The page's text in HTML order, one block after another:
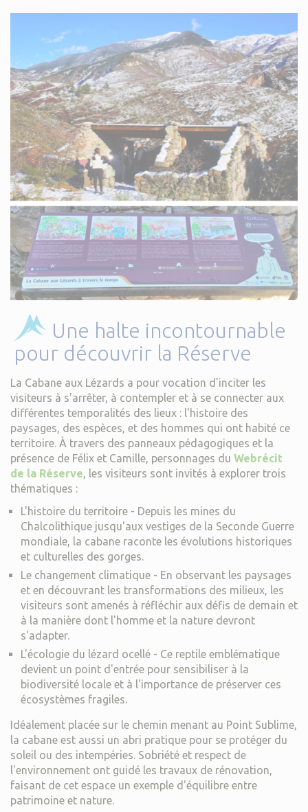
Une halte incontournable
pour découvrir la Réserve
La Cabane aux Lézards a pour vocation d'inciter les
visiteurs à s'arrêter, à contempler et à se connecter aux
différentes temporalités des lieux : l'histoire des
paysages, des espèces, et des hommes qui ont habité ce
territoire. À travers des panneaux pédagogiques et la
présence de Félix et Camille, personnages du Webrécit
de la Réserve, les visiteurs sont invités à explorer trois
thématiques :
L'histoire du territoire - Depuis les mines du
Chalcolithique jusqu'aux vestiges de la Seconde Guerre
mondiale, la cabane raconte les évolutions historiques
et culturelles des gorges.
Le changement climatique - En observant les paysages
et en découvrant les transformations des milieux, les
visiteurs sont amenés à réfléchir aux défis de demain et
à la manière dont l'homme et la nature devront
s'adapter.
L'écologie du lézard ocellé - Ce reptile emblématique
devient un point d'entrée pour sensibiliser à la
biodiversité locale et à l'importance de préserver ces
écosystèmes fragiles.
Idéalement placée sur le chemin menant au Point Sublime,
la cabane est aussi un abri pratique pour se protéger du
soleil ou des intempéries. Sobriété et respect de
l'environnement ont guidé les travaux de rénovation,
faisant de cet espace un exemple d'équilibre entre
patrimoine et nature.